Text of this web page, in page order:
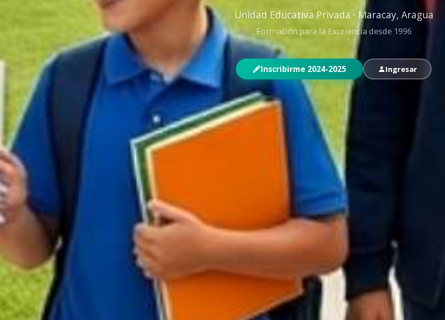
Unidad Educativa Privada · Maracay, Aragua
Formación para la Excelencia desde 1996
Inscribirme 2024-2025 Ingresar